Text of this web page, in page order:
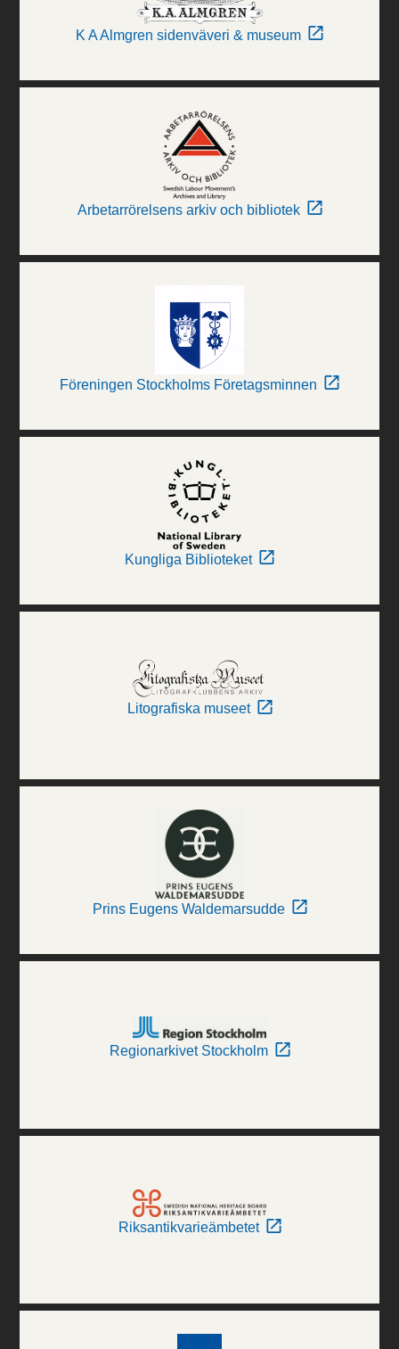
K A Almgren sidenväveri & museum
Arbetarrörelsens arkiv och bibliotek
Föreningen Stockholms Företagsminnen
Kungliga Biblioteket
Litografiska museet
Prins Eugens Waldemarsudde
Regionarkivet Stockholm
Riksantikvarieämbetet